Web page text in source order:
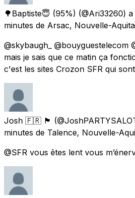
🌳Baptiste😇 (95%) (@Ari33260)
minutes de Arsac, Nouvelle-
@skybaugh_ @bouyguestelecom
mais je sais que ce matin ça
c'est les sites Crozon SFR qui
Josh 🇫🇷 🏴󠁧󠁢󠁥󠁮󠁧󠁿
minutes de Talence, Nouvelle-
@SFR vous êtes lent vous